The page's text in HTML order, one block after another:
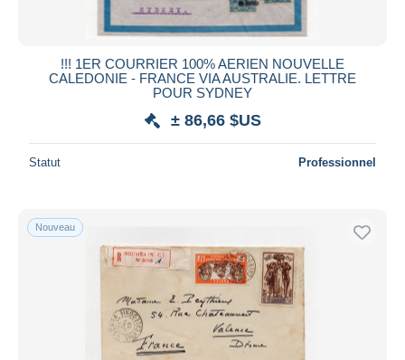
!!! 1ER COURRIER 100% AERIEN NOUVELLE
CALEDONIE - FRANCE VIA AUSTRALIE. LETTRE
POUR SYDNEY
± 86,66 $US
Statut Professionnel
Nouveau